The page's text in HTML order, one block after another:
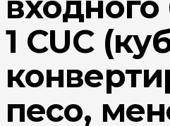
1 CUC
песо,